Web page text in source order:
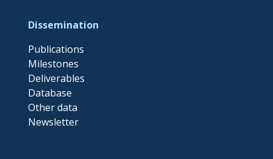
Dissemination
Publications
Milestones
Deliverables
Database
Other data
Newsletter